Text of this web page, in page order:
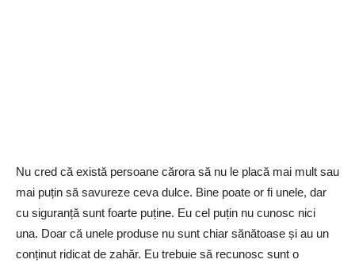
Nu cred că există persoane cărora să nu le placă mai mult sau
mai puțin să savureze ceva dulce. Bine poate or fi unele, dar
cu siguranță sunt foarte puține. Eu cel puțin nu cunosc nici
una. Doar că unele produse nu sunt chiar sănătoase și au un
conținut ridicat de zahăr. Eu trebuie să recunosc sunt o